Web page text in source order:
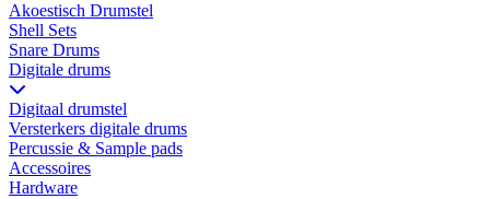
Akoestisch Drumstel
Shell Sets
Snare Drums
Digitale drums
Digitaal drumstel
Versterkers digitale drums
Percussie & Sample pads
Accessoires
Hardware